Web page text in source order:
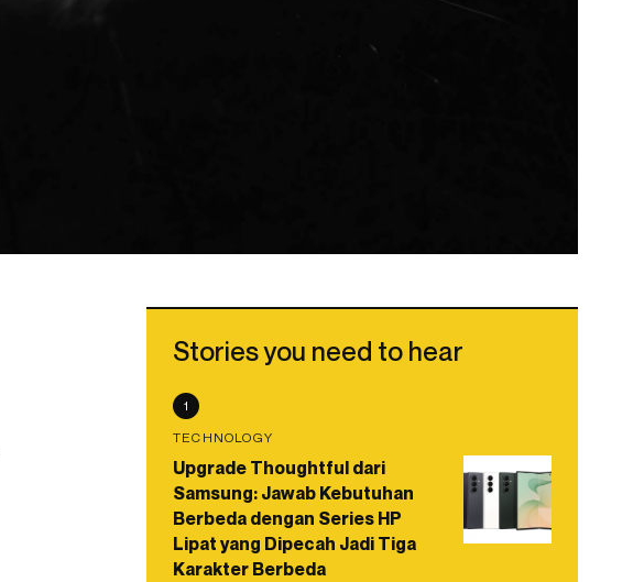
Stories you need to hear
1
TECHNOLOGY
Upgrade Thoughtful dari
Samsung: Jawab Kebutuhan
Berbeda dengan Series HP
Lipat yang Dipecah Jadi Tiga
Karakter Berbeda